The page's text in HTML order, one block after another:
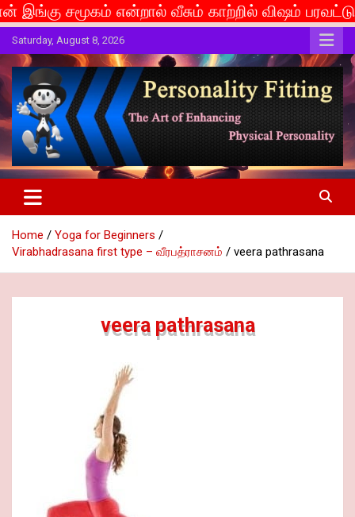
என்றால் வீசும் காற்றில் விஷம் பரவட்டும்... If caste
Skip
to
content
Saturday, August 8, 2026
Personality Fitting
The Art of Enhancing Physical Personality
Home
Yoga for Beginners
Virabhadrasana first type – வீரபத்ராசனம்
veera pathrasana
veera pathrasana